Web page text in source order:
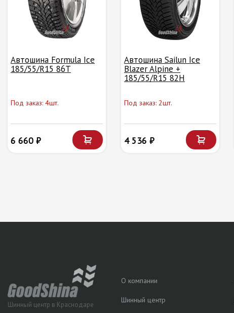
Автошина Formula Ice
185/55/R15 86T
Под заказ: 4шт.
6 660 ₽
Автошина Sailun Ice
Blazer Alpine +
185/55/R15 82H
Под заказ: 2шт.
4 536 ₽
Шинный центр в Краснодаре
О компании
Шинный центр